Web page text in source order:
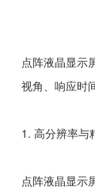
点阵液晶显示
视角、响应时
1. 高分辨率与
点阵液晶显示